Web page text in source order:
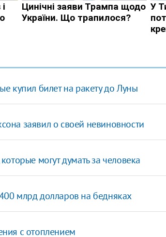
купил билет на ракету до Луны
заявил о своей невиновности
могут думать за человека
млрд долларов на бедняках
с отоплением